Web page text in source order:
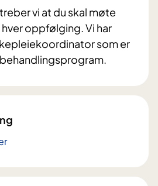
vi at du skal møte
oppfølging. Vi har
som er